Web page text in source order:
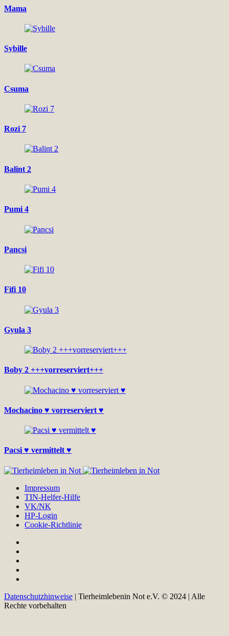
Mama
Sybille
Csuma
Rozi 7
Balint 2
Pumi 4
Pancsi
Fifi 10
Gyula 3
Boby 2 +++vorreserviert+++
Mochacino ♥ vorreserviert ♥
Pacsi ♥ vermittelt ♥
Impressum
TIN-Helfer-Hilfe
VK/NK
HP-Login
Cookie-Richtlinie
Datenschutzhinweise | Tierheimlebenin Not e.V. © 2024 | Alle
Rechte vorbehalten